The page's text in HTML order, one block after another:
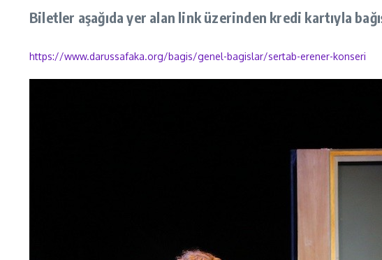
Biletler aşağıda yer alan link üzerinden kredi kartıyla
https://www.darussafaka.org/bagis/genel-bagislar/sertab-erener-konseri